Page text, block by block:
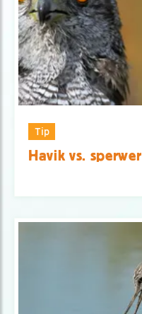
Tip
Havik vs. sperwer